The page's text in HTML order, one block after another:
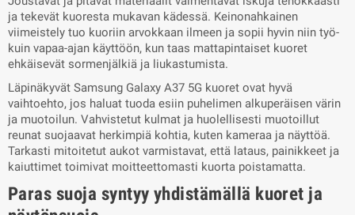
ja tekevät kuoresta mukavan kädessä. Keinonahkainen
viimeistely tuo kuoriin arvokkaan ilmeen ja sopii hyvin niin työ-
kuin vapaa-ajan käyttöön, kun taas mattapintaiset kuoret
ehkäisevät sormenjälkiä ja liukastumista.
Läpinäkyvät Samsung Galaxy A37 5G kuoret ovat hyvä
vaihtoehto, jos haluat tuoda esiin puhelimen alkuperäisen värin
ja muotoilun. Vahvistetut kulmat ja huolellisesti muotoillut
reunat suojaavat herkimpiä kohtia, kuten kameraa ja näyttöä.
Tarkasti mitoitetut aukot varmistavat, että lataus, painikkeet ja
kaiuttimet toimivat moitteettomasti kuorta poistamatta.
Paras suoja syntyy yhdistämällä kuoret ja